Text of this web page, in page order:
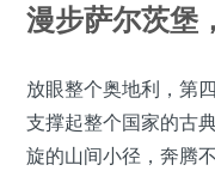
漫步萨尔茨堡
放眼整个奥地利，第
支撑起整个国家的古
旋的山间小径，奔腾